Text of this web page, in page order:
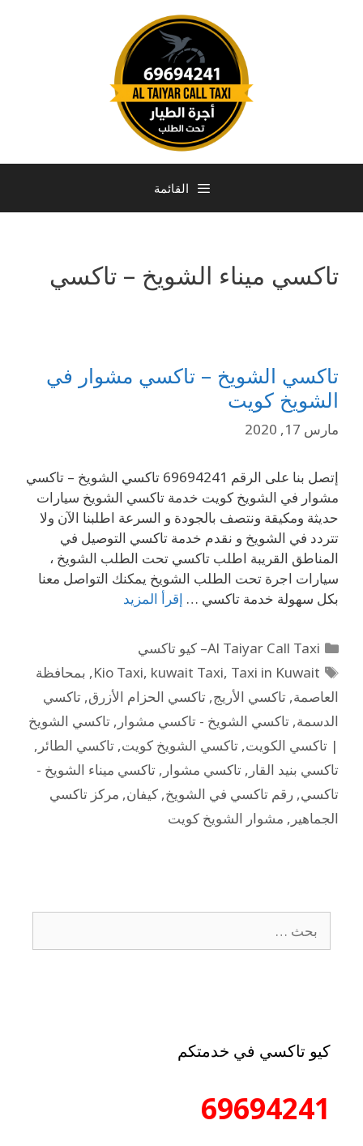
القائمة
تاكسي ميناء الشويخ – تاكسي
تاكسي الشويخ – تاكسي مشوار في
الشويخ كويت
مارس 17, 2020
إتصل بنا على الرقم 69694241 تاكسي الشويخ – تاكسي
مشوار في الشويخ كويت خدمة تاكسي الشويخ سيارات
حديثة ومكيقة ونتصف بالجودة و السرعة اطلبنا الآن ولا
تتردد في الشويخ و نقدم خدمة تاكسي التوصيل في
المناطق القريبة اطلب تاكسي تحت الطلب الشويخ ،
سيارات اجرة تحت الطلب الشويخ يمكنك التواصل معنا
بكل سهولة خدمة تاكسي … إقرأ المزيد
Al Taiyar Call Taxi– كيو تاكسي
Kio Taxi, kuwait Taxi, Taxi in Kuwait
, بمحافظة
العاصمة, تاكسي الأريج, تاكسي الحزام الأزرق, تاكسي
الدسمة, تاكسي الشويخ - تاكسي مشوار , تاكسي الشويخ
| تاكسي الكويت, تاكسي الشويخ كويت, تاكسي الطائر ,
تاكسي بنيد القار , تاكسي مشوار , تاكسي ميناء الشويخ -
تاكسي, رقم تاكسي في الشويخ, كيفان, مركز تاكسي
الجماهير , مشوار الشويخ كويت
كيو تاكسي في خدمتكم
69694241